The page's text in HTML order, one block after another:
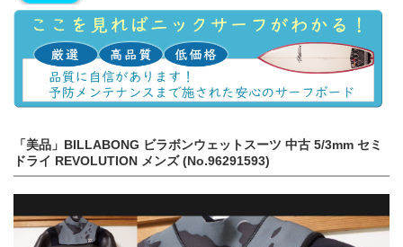
「美品」BILLABONG ビラボンウェットスーツ 中古 5/3mm セミ
ドライ REVOLUTION メンズ (No.96291593)